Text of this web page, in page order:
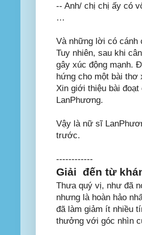
-- Anh/ chị chị ấy có
…
Và những lời có cánh
Tuy nhiên, sau khi
gây xúc động mạnh.
hứng cho một bài thơ
Xin giới thiệu bài
LanPhương.
Vậy là nữ sĩ
trước.
------------
Giải đến từ
Thưa quý vị, như đã
nhưng là hoàn hảo
đã làm giảm ít nhiều
thưởng với góc nhìn